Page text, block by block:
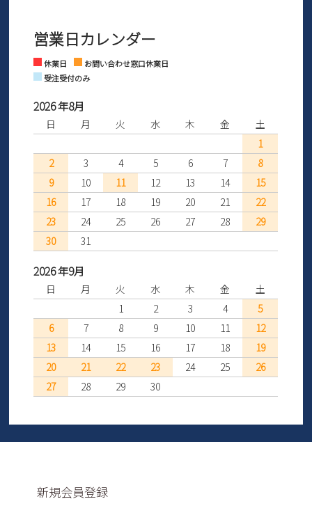
さい。
※土日祝はお問い合わせ窓口休業日となります。
Facebook Instagram
営業日カレンダー
休業日
お問い合わせ窓口休業日
受注受付のみ
2026 年8月
日 月 火 水 木 金
土
1
2
3 4 5 6 7
8
9
10 11 12 13 14
15
16
17 18 19 20 21
22
23
24 25 26 27 28
29
30
31
2026 年9月
日 月 火 水 木 金
土
1
2 3 4
5
6
7 8 9 10 11
12
13
14 15 16 17 18
19
20
21 22 23 24 25
26
27
28 29 30
新規会員登録